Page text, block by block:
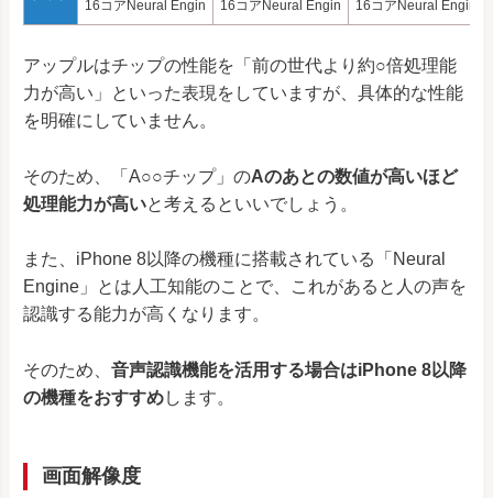
16コアNeural Engin
16コアNeural Engin
16コアNeural Engin
アップルはチップの性能を「前の世代より約○倍処理能
力が高い」といった表現をしていますが、具体的な性能
を明確にしていません。
そのため、「A○○チップ」のAのあとの数値が高いほど
処理能力が高いと考えるといいでしょう。
また、iPhone 8以降の機種に搭載されている「Neural
Engine」とは人工知能のことで、これがあると人の声を
認識する能力が高くなります。
そのため、 音声認識機能を活用する場合はiPhone 8以降
の機種をおすすめします。
画面解像度